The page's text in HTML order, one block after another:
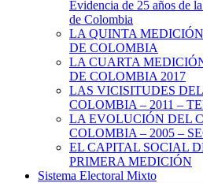
Evidencia de 25 años de
de Colombia
LA QUINTA
DE COLOMBIA
LA CUARTA
DE COLOMBIA 2017
LAS VICISITUDES
COLOMBIA – 2011 –
LA EVOLUCIÓN DEL
COLOMBIA – 2005 –
EL CAPITAL SOCIAL
PRIMERA MEDICIÓN
Sistema Electoral Mixto